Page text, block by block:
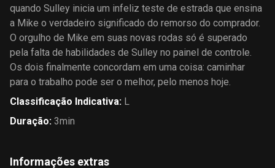
quando Sulley inicia um infeliz teste de estrada que ensina
a Mike o verdadeiro significado do remorso do comprador.
O orgulho de Mike em suas novas rodas só é superado
pela falta de habilidades de Sulley no painel de controle.
Os dois finalmente concordam em uma coisa: caminhar
para o trabalho pode ser o melhor, pelo menos hoje.
Classificação Indicativa: L
Duração: 3min
Informações extras